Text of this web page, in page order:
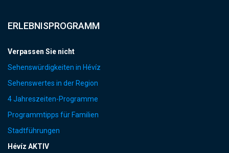
ERLEBNISPROGRAMM
Verpassen Sie nicht
Sehenswürdigkeiten in Hévíz
Sehenswertes in der Region
4 Jahreszeiten-Programme
Programmtipps für Familien
Stadtführungen
Hévíz AKTIV